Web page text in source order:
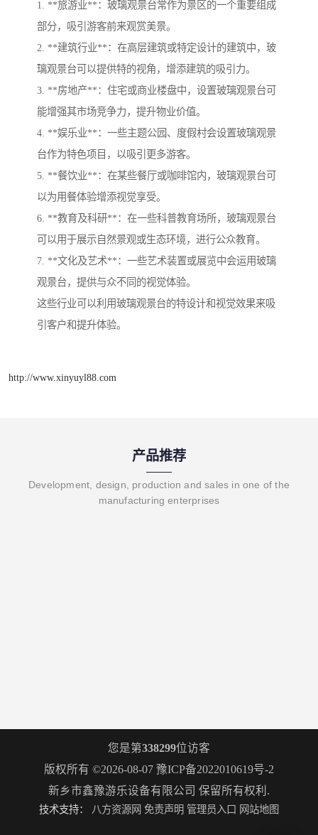
1. **旅游业**：玻璃观景台常作为景区的一个重要组成
部分，吸引游客前来观赏美景。
2. **建筑行业**：在高层建筑或特定设计的建筑中，玻
璃观景台可以提供特的视角，增添建筑的吸引力。
3. **房地产**：住宅或商业楼盘中，设置玻璃观景台可
能增强其市场竞争力，提升物业价值。
4. **娱乐业**：一些主题公园、度假村会设置玻璃观景
台作为特色项目，以吸引更多游客。
5. **餐饮业**：在某些餐厅或咖啡馆内，玻璃观景台可
以为用餐体验增添视觉享受。
6. **教育及科研**：在一些科普教育场所，玻璃观景台
可以用于展示自然景观或生态环境，进行公众教育。
7. **文化及艺术**：一些艺术装置或展览中会运用玻璃
观景台，提供与众不同的视觉体验。
这些行业可以利用玻璃观景台的特设计和视觉效果来吸
引客户和提升体验。
http://www.xinyuyl88.com
产品推荐
Development, design, production and sales in one of the
manufacturing enterprises
您是第338299位访客
版权所有 ©2026-08-07 豫ICP备2022010619号-2
新乡市鑫豫游乐设备有限公司 保留所有权利.
技术支持： 八方资源网 免责声明 管理员入口 网站地图